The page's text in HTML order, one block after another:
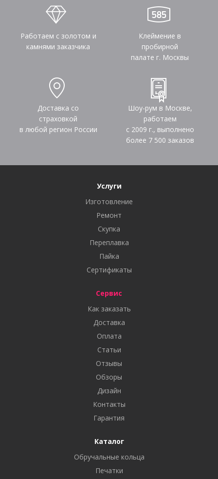
Работаем с золотом и
камнями заказчика
Клеймение в
пробирной
палате г. Москвы
Доставка со
страховкой
в любой регион России
Шоу-рум в Москве,
работаем
с 2009 г., выполнено
более 7 500 заказов
Услуги
Изготовление
Ремонт
Скупка
Переплавка
Пайка
Сертификаты
Сервис
Как заказать
Доставка
Оплата
Статьи
Отзывы
Обзоры
Дизайн
Контакты
Гарантия
Каталог
Обручальные кольца
Печатки